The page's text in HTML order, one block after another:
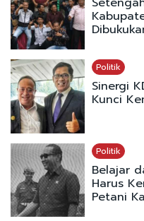
Politik
Sinergi
Kunci
Politik
Belajar
Harus
Petani